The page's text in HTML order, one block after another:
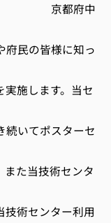
中
府民の皆様に知っ
実施します。当セ
続いてポスターセ
た当技術センタ
技術センター利用